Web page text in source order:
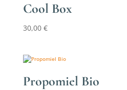
Cool Box
30,00 €
Propomiel Bio